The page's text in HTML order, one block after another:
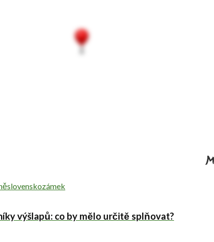
slovenskozámek
výšlapů: co by mělo určitě splňovat?